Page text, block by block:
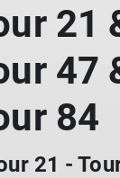
21
47
84
21 -